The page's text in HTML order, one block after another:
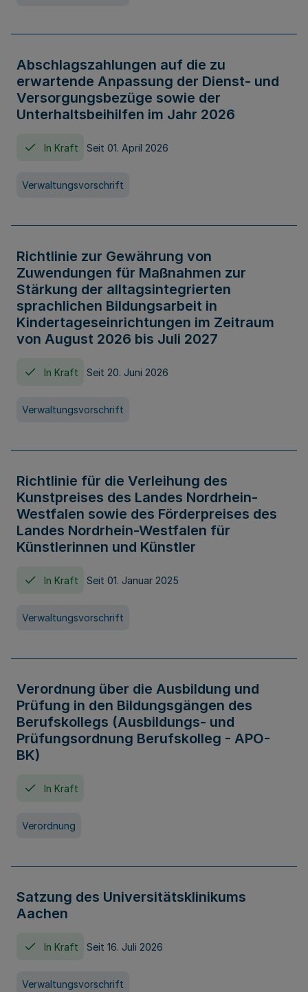
Abschlagszahlungen auf die zu
erwartende Anpassung der Dienst- und
Versorgungsbezüge sowie der
Unterhaltsbeihilfen im Jahr 2026
In Kraft Seit 01. April 2026
Verwaltungsvorschrift
Richtlinie zur Gewährung von
Zuwendungen für Maßnahmen zur
Stärkung der alltagsintegrierten
sprachlichen Bildungsarbeit in
Kindertageseinrichtungen im Zeitraum
von August 2026 bis Juli 2027
In Kraft Seit 20. Juni 2026
Verwaltungsvorschrift
Richtlinie für die Verleihung des
Kunstpreises des Landes Nordrhein-
Westfalen sowie des Förderpreises des
Landes Nordrhein-Westfalen für
Künstlerinnen und Künstler
In Kraft Seit 01. Januar 2025
Verwaltungsvorschrift
Verordnung über die Ausbildung und
Prüfung in den Bildungsgängen des
Berufskollegs (Ausbildungs- und
Prüfungsordnung Berufskolleg - APO-
BK)
In Kraft
Verordnung
Satzung des Universitätsklinikums
Aachen
In Kraft Seit 16. Juli 2026
Verwaltungsvorschrift